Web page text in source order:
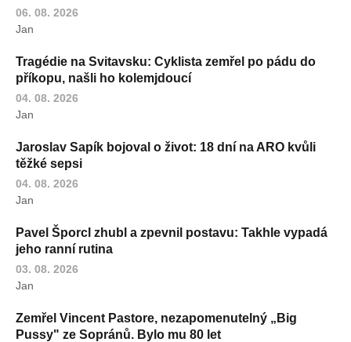
06. 08. 2026
Jan
Tragédie na Svitavsku: Cyklista zemřel po pádu do
příkopu, našli ho kolemjdoucí
04. 08. 2026
Jan
Jaroslav Sapík bojoval o život: 18 dní na ARO kvůli
těžké sepsi
04. 08. 2026
Jan
Pavel Šporcl zhubl a zpevnil postavu: Takhle vypadá
jeho ranní rutina
03. 08. 2026
Jan
Zemřel Vincent Pastore, nezapomenutelný „Big
Pussy" ze Sopránů. Bylo mu 80 let